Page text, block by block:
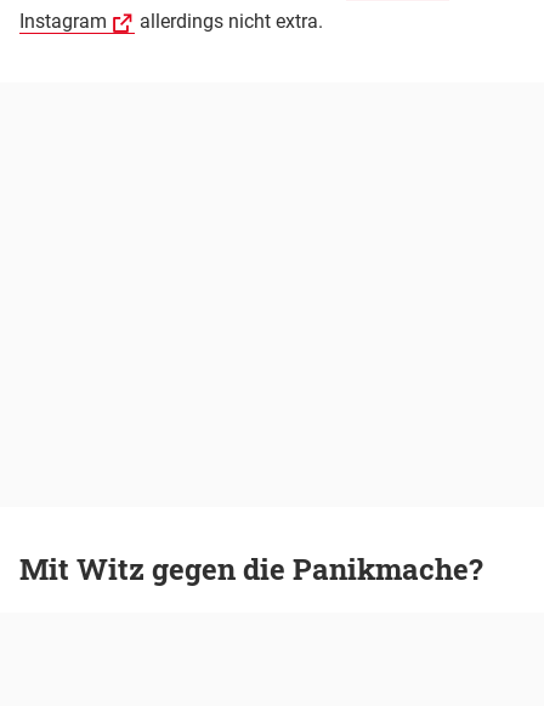
Instagram
allerdings nicht extra.
Mit Witz gegen die Panikmache?